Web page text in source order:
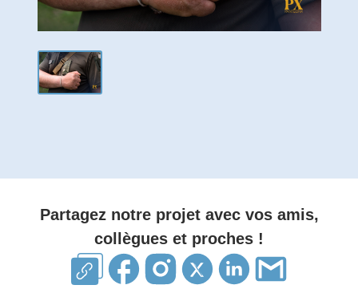
Partagez notre projet avec vos amis,
collègues et proches !